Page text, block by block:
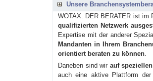
Unsere
WOTAX. DER BERATER ist im
qua­li­fi­zier­ten Netz­werk
Expertise mit der an­de­rer
Mandanten in Ihrem
ori­en­tiert be­ra­ten zu kön­nen.
Da­ne­ben sind wir auf
auch eine aktive Platt­form der